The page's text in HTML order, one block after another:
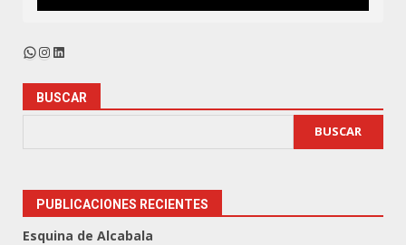
WhatsApp
Instagram
LinkedIn
BUSCAR
BUSCAR
PUBLICACIONES RECIENTES
Esquina de Alcabala